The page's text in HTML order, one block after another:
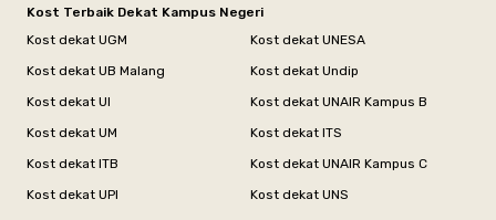
Kost Terbaik Dekat Kampus Negeri
Kost dekat UGM
Kost dekat UNESA
Kost dekat UB Malang
Kost dekat Undip
Kost dekat UI
Kost dekat UNAIR Kampus B
Kost dekat UM
Kost dekat ITS
Kost dekat ITB
Kost dekat UNAIR Kampus C
Kost dekat UPI
Kost dekat UNS